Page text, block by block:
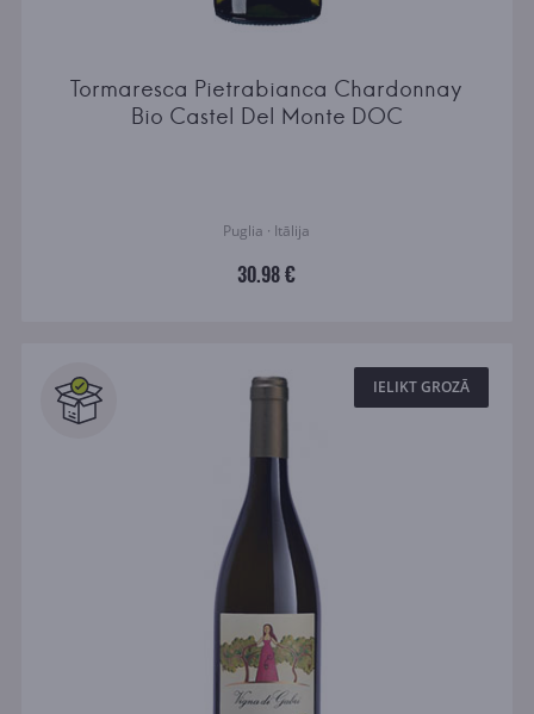
Tormaresca Pietrabianca Chardonnay
Bio Castel Del Monte DOC
Puglia · Itālija
30.98 €
IELIKT GROZĀ